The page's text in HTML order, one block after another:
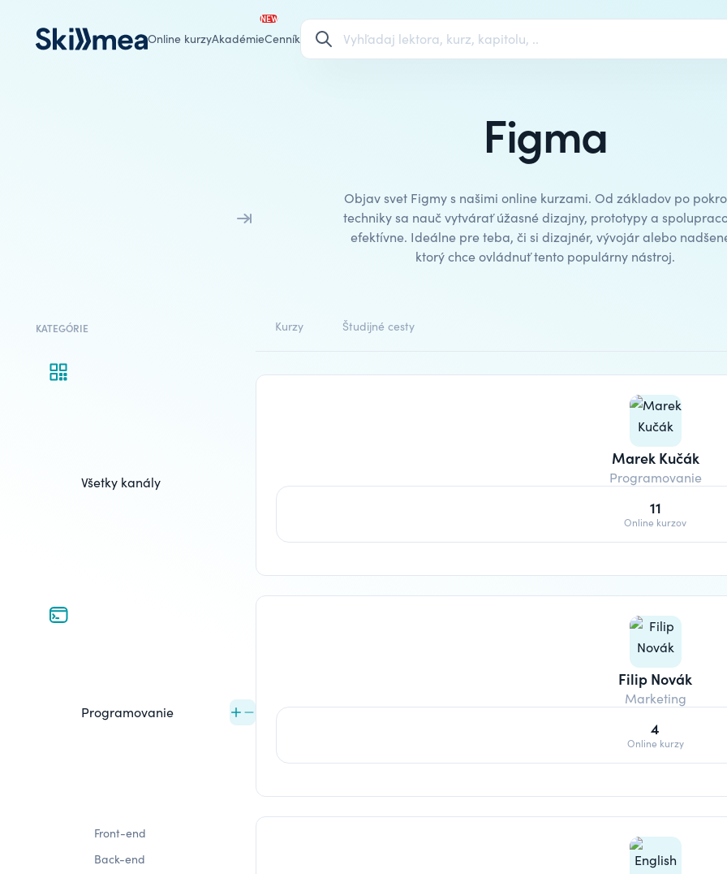
Online kurzyAkadémie
NEW
Cenník
Figma
Objav svet Figmy s našimi online kurzami. Od základov po
techniky sa nauč vytvárať úžasné dizajny, prototypy a
efektívne. Ideálne pre teba, či si dizajnér, vývojár alebo
ktorý chce ovládnuť tento populárny nástroj.
KATEGÓRIE
Všetky kanály
Programovanie
Front-end
Back-end
Kurzy Študijné cesty
Marek Kučák
Programovanie
11
Online kurzov
Filip Novák
Marketing
4
Online kurzy